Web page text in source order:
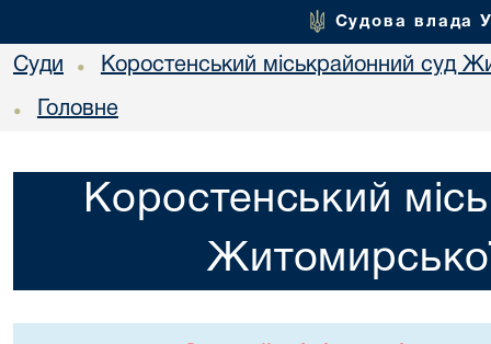
Судова влада
Суди • Коростенський міськрайонний суд
• Головне
Коростенський